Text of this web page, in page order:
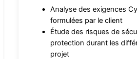
Analyse des exigences
formulées par le client
Étude des risques de
protection durant les
projet